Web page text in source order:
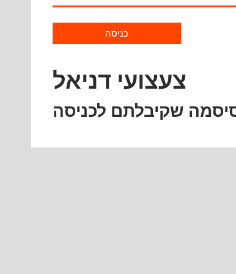
כניסה
צעצועי דניאל
שקיבלתם לכניסה